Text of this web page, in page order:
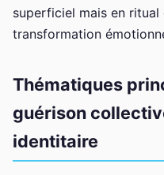
superficiel mais en
transformation
Thématiques
guérison
identitaire